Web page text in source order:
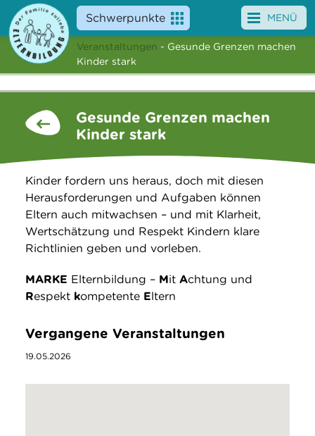
Schwerpunkte
Angebote
News
Über uns
Suche
MENÜ
Veranstaltungen - Gesunde Grenzen machen
Kinder stark
Gesunde Grenzen machen
Kinder stark
Kinder fordern uns heraus, doch mit diesen
Herausforderungen und Aufgaben können
Eltern auch mitwachsen – und mit Klarheit,
Wertschätzung und Respekt Kindern klare
Richtlinien geben und vorleben.
MARKE Elternbildung – Mit Achtung und
Respekt kompetente Eltern
Vergangene Veranstaltungen
19.05.2026